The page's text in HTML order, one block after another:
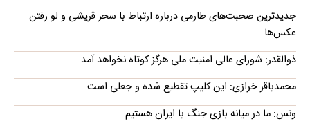
جدیدترین صحبت‌های طارمی درباره ارتباط با سحر قریشی و لو رفتن
عکس‌ها
ذوالقدر: شورای عالی امنیت ملی هرگز کوتاه نخواهد آمد
محمدباقر خرازی: این کلیپ تقطیع شده و جعلی است
ونس: ما در میانه بازی جنگ با ایران هستیم